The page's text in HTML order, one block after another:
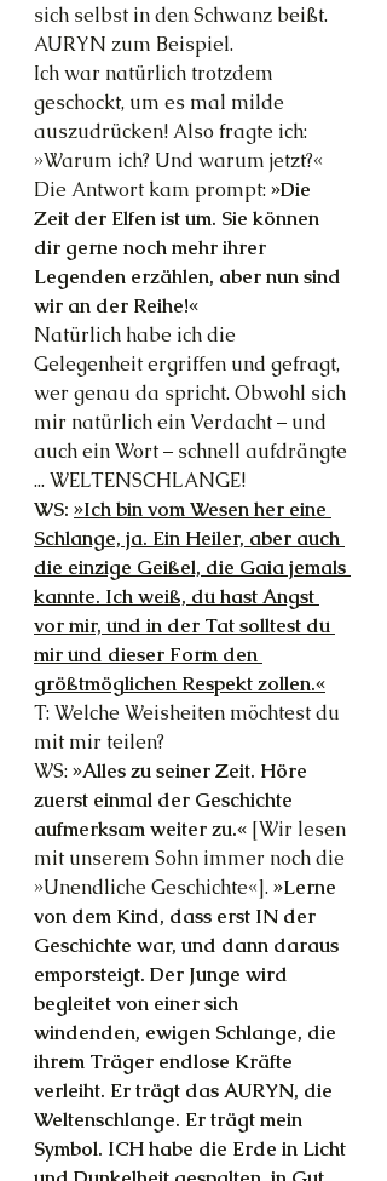
sich selbst in den Schwanz beißt.
AURYN zum Beispiel.
Ich war natürlich trotzdem
geschockt, um es mal milde
auszudrücken! Also fragte ich:
»Warum ich? Und warum jetzt?«
Die Antwort kam prompt: »Die
Zeit der Elfen ist um. Sie können
dir gerne noch mehr ihrer
Legenden erzählen, aber nun sind
wir an der Reihe!«
Natürlich habe ich die
Gelegenheit ergriffen und gefragt,
wer genau da spricht. Obwohl sich
mir natürlich ein Verdacht – und
auch ein Wort – schnell aufdrängte
... WELTENSCHLANGE!
WS: »Ich bin vom Wesen her eine
Schlange, ja. Ein Heiler, aber auch
die einzige Geißel, die Gaia jemals
kannte. Ich weiß, du hast Angst
vor mir, und in der Tat solltest du
mir und dieser Form den
größtmöglichen Respekt zollen.«
T: Welche Weisheiten möchtest du
mit mir teilen?
WS: »Alles zu seiner Zeit. Höre
zuerst einmal der Geschichte
aufmerksam weiter zu.« [Wir lesen
mit unserem Sohn immer noch die
»Unendliche Geschichte«]. »Lerne
von dem Kind, dass erst IN der
Geschichte war, und dann daraus
emporsteigt. Der Junge wird
begleitet von einer sich
windenden, ewigen Schlange, die
ihrem Träger endlose Kräfte
verleiht. Er trägt das AURYN, die
Weltenschlange. Er trägt mein
Symbol. ICH habe die Erde in Licht